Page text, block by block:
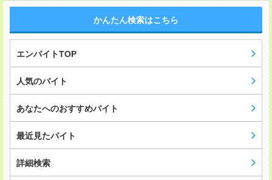
かんたん検索はこちら
エンバイトTOP
人気のバイト
あなたへのおすすめバイト
最近見たバイト
詳細検索